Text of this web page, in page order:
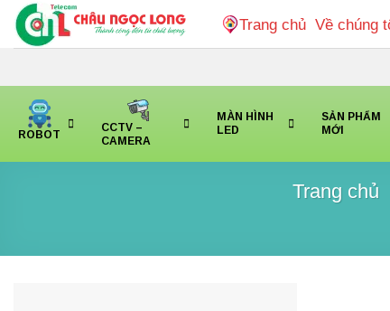
Bỏ
qua
Trang chủ Về chúng
ROBOT
CCTV –
CAMERA
MÀN HÌNH
LED
SẢN PHẨM
MỚI
Trang chủ